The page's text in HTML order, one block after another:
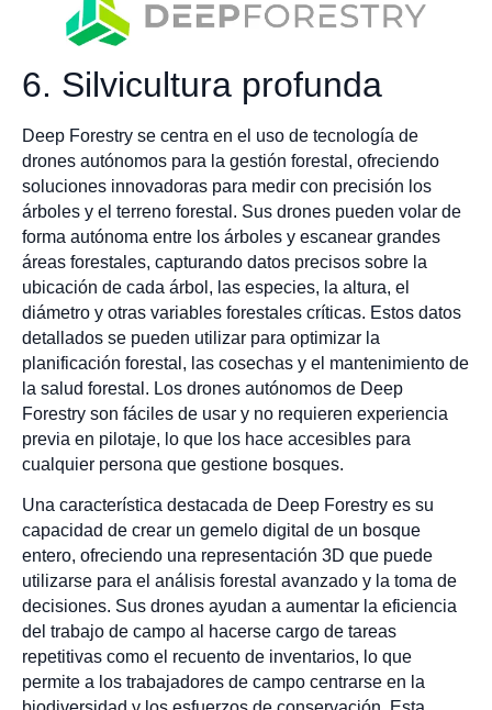
6. Silvicultura profunda
Deep Forestry se centra en el uso de tecnología de
drones autónomos para la gestión forestal, ofreciendo
soluciones innovadoras para medir con precisión los
árboles y el terreno forestal. Sus drones pueden volar de
forma autónoma entre los árboles y escanear grandes
áreas forestales, capturando datos precisos sobre la
ubicación de cada árbol, las especies, la altura, el
diámetro y otras variables forestales críticas. Estos datos
detallados se pueden utilizar para optimizar la
planificación forestal, las cosechas y el mantenimiento de
la salud forestal. Los drones autónomos de Deep
Forestry son fáciles de usar y no requieren experiencia
previa en pilotaje, lo que los hace accesibles para
cualquier persona que gestione bosques.
Una característica destacada de Deep Forestry es su
capacidad de crear un gemelo digital de un bosque
entero, ofreciendo una representación 3D que puede
utilizarse para el análisis forestal avanzado y la toma de
decisiones. Sus drones ayudan a aumentar la eficiencia
del trabajo de campo al hacerse cargo de tareas
repetitivas como el recuento de inventarios, lo que
permite a los trabajadores de campo centrarse en la